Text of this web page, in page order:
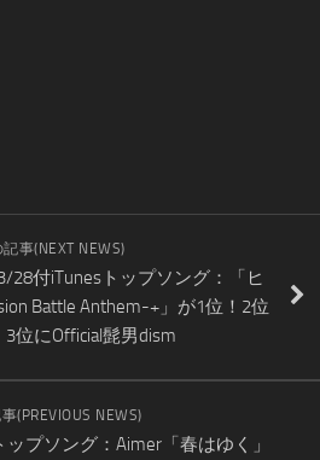
事(NEXT NEWS)
28付iTunesトップソング：「ヒ
Battle Anthem-+」が1位！2位
3位にOfficial髭男dism
(PREVIOUS NEWS)
プソング：Aimer「春はゆく」